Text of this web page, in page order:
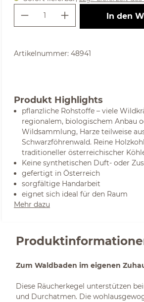
Produkt Anzahl: Gib
In den
Artikelnummer: 48941
Produkt Highlights
pflanzliche Rohstoffe – viele
regionalem, biologischem Anbau
Wildsammlung, Harze teilweise
Schwarzföhrenwald. Reine
traditioneller österreichischer
Keine synthetischen Duft- oder
gefertigt in Österreich
sorgfältige Handarbeit
eignet sich ideal für den Raum
Mehr dazu
Zum Waldbaden im eigenen
Diese Räucherkegel unterstützen
und Durchatmen. Die